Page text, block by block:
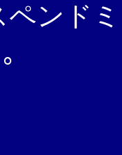
ペンド